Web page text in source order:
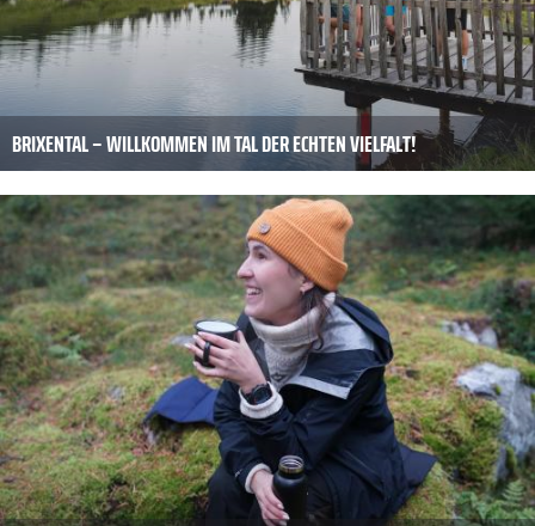
BRIXENTAL – WILLKOMMEN IM TAL DER ECHTEN VIELFALT!